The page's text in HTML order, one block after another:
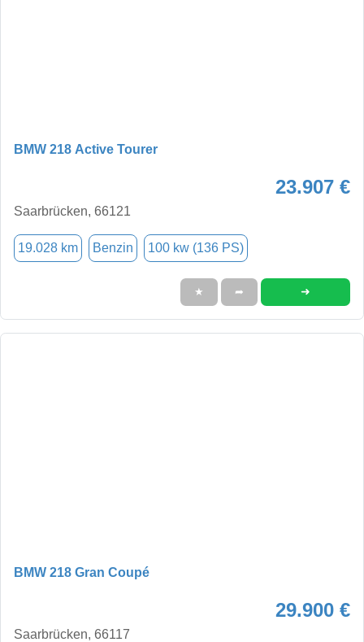
BMW 218 Active Tourer
23.907 €
Saarbrücken, 66121
19.028 km Benzin 100 kw (136 PS)
★ ➦ ➜
BMW 218 Gran Coupé
29.900 €
Saarbrücken, 66117